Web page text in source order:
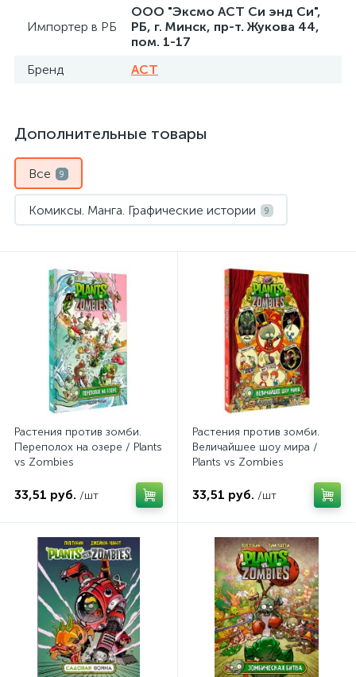
Импортер в РБ
ООО "Эксмо АСТ Си энд Си",
РБ, г. Минск, пр-т. Жукова 44,
пом. 1-17
Бренд
АСТ
Дополнительные товары
Все 9
Комиксы. Манга. Графические истории 9
Растения против зомби.
Переполох на озере / Plants
vs Zombies
33,51 руб. /шт
Растения против зомби.
Величайшее шоу мира /
Plants vs Zombies
33,51 руб. /шт